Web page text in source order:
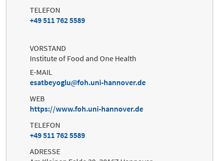
TELEFON
+49 511 762 5589
VORSTAND
Institute of Food and One Health
E-MAIL
esatbeyoglu
foh.uni-hannover.de
WEB
https://www.foh.uni-hannover.de
TELEFON
+49 511 762 5589
ADRESSE